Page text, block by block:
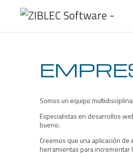
Somos un equipo
Especialistas en desarrollos
bueno.
Creemos que una aplicación
herramientas para